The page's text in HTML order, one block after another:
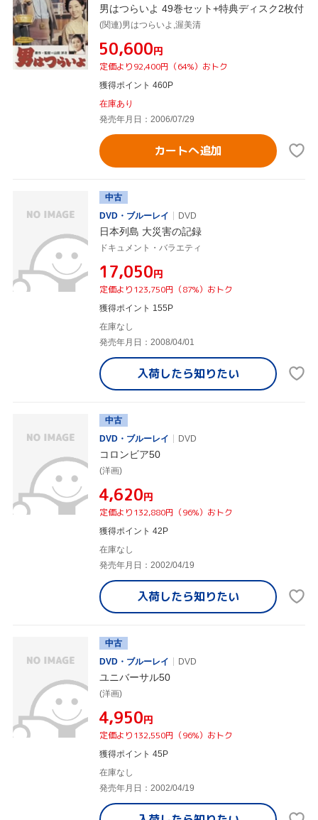
男はつらいよ 49巻セット+特典ディスク2枚付
(関連)男はつらいよ,渥美清
¥50,600円
定価より92,400円（64%）おトク
獲得ポイント 460P
在庫あり
発売年月日：2006/07/29
カートへ追加
中古
DVD・ブルーレイ
DVD
日本列島 大災害の記録
ドキュメント・バラエティ
¥17,050円
定価より123,750円（87%）おトク
獲得ポイント 155P
在庫なし
発売年月日：2008/04/01
入荷したら知りたい
中古
DVD・ブルーレイ
DVD
コロンビア50
(洋画)
¥4,620円
定価より132,880円（96%）おトク
獲得ポイント 42P
在庫なし
発売年月日：2002/04/19
入荷したら知りたい
中古
DVD・ブルーレイ
DVD
ユニバーサル50
(洋画)
¥4,950円
定価より132,550円（96%）おトク
獲得ポイント 45P
在庫なし
発売年月日：2002/04/19